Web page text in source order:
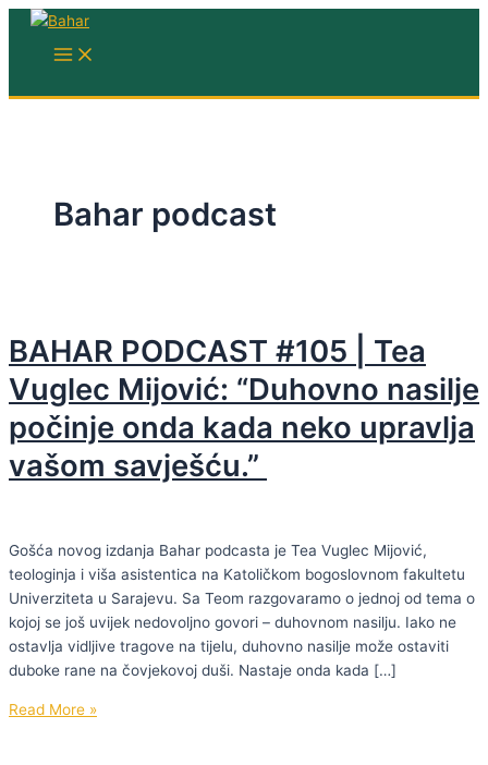
Skip
MAIN
MENU
Bahar podcast
BAHAR PODCAST #105 | Tea
Vuglec Mijović: “Duhovno nasilje
počinje onda kada neko upravlja
vašom savješću.”
Gošća novog izdanja Bahar podcasta je Tea Vuglec Mijović,
teologinja i viša asistentica na Katoličkom bogoslovnom fakultetu
Univerziteta u Sarajevu. Sa Teom razgovaramo o jednoj od tema o
kojoj se još uvijek nedovoljno govori – duhovnom nasilju. Iako ne
ostavlja vidljive tragove na tijelu, duhovno nasilje može ostaviti
duboke rane na čovjekovoj duši. Nastaje onda kada […]
BAHAR
Read More »